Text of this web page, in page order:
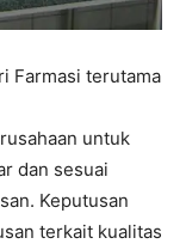
Farmasi terutama
untuk
dan sesuai
Keputusan
terkait kualitas